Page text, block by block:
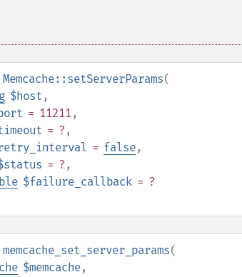
Memcache::setServerParams(
$host ,
= 11211,
= ? ,
= false,
= ? ,
$failure_callback = ?
memcache_set_server_params(
$memcache,